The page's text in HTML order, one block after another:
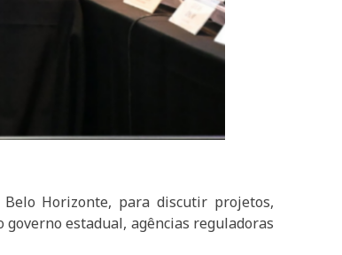
Horizonte, para discutir projetos,
estadual, agências reguladoras